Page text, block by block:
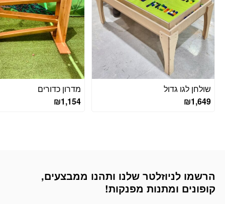
שולחן לגו גדול
₪1,649
מדרון כדורים
₪1,154
הרשמו לניוזלטר שלנו ותהנו ממבצעים,
קופונים ומתנות מפנקות!
דוא׳׳ל